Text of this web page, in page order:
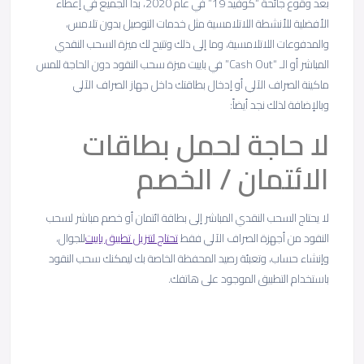
الأفضلية للأنشطة اللاتلامسية مثل خدمات التوصيل بدون تلامس،
والمدفوعات اللاتلامسية، وما إلى ذلك وتتيح لك ميزة السحب النقدي
المباشر أو الـ “Cash Out” في باييت ميزة سحب النقود دون الحاجة للمس
ماكينة الصراف الآلي أو إدخال بطاقتك داخل جهاز الصراف الآلي
وبالإضافة لذلك نجد أيضاً:
لا حاجة لحمل بطاقات
الائتمان / الخصم
لا يحتاج السحب النقدي المباشر إلى بطاقة ائتمان أو خصم مباشر لسحب
النقود من أجهزة الصراف الآلي فقطتحتاج لتنزيل تطبيق باييتللجوال،
وإنشاء حساب، وتعبئة رصيد المحفظة الخاصة بك ليمكنك سحب النقود
باستخدام التطبيق الموجود على هاتفك.